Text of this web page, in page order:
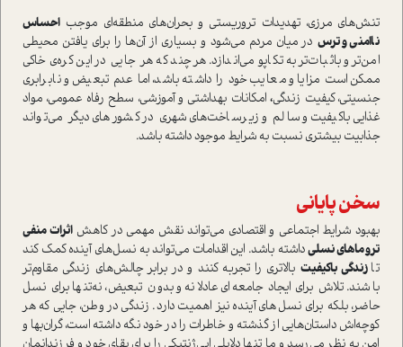
تنش‌های مرزی، تهدیدات تروریستی و بحران‌های منطقه‌ای موجب احساس
ناامنی و ترس در میان مردم می‌شود و بسیاری از آن‌ها را برای یافتن محیطی
امن‌تر و باثبات‌تر به تکاپو می‌اندازد. هر چند که هر جایی در این کره‌ی خاکی
ممکن است مزایا و معایب خود را داشته باشد، اما عدم تبعیض و نابرابری
جنسیتی، کیفیت زندگی،امکانات بهداشتی و آموزشی، سطح رفاه عمومی، مواد
غذایی با‌کیفیت و سالم و زیرساخت‌های شهری در کشورهای دیگر می‌تواند
جذابیت بیشتری نسبت به شرایط موجود داشته باشد.
سخن پایانی
بهبود شرایط اجتماعی و اقتصادی می‌تواند نقش مهمی در کاهشاثرات منفی
تروماهای نسلیداشته باشد. این اقدامات می‌تواند به نسل‌های آینده کمک کند
تازندگی با‌کیفیت بالاتری را تجربه کنند و در برابر چالش‌های زندگی مقاوم‌تر
باشند. تلاش برای ایجاد جامعه‌ای عادلانه و بدون تبعیض، نه‌تنها برای نسل
حاضر، بلکه برای نسل‌های آینده نیز اهمیت دارد. زندگی در وطن، جایی که هر
کوچه‌اش داستان‌هایی از گذشته و خاطرات را در خود نگه داشته است، گران‌بها و